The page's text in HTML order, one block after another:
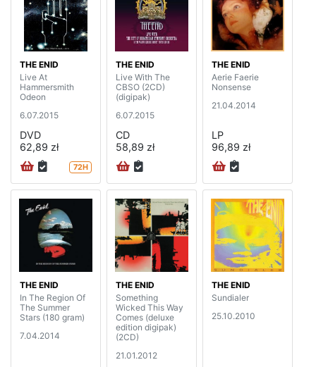
THE ENID
Live At
Hammersmith
Odeon
6.07.2015
DVD
62,89 zł
72H
THE ENID
Live With The
CBSO (2CD)
(digipak)
6.07.2015
CD
58,89 zł
THE ENID
Aerie Faerie
Nonsense
21.04.2014
LP
96,89 zł
THE ENID
In The Region Of
The Summer
Stars (180 gram)
7.04.2014
THE ENID
Something
Wicked This Way
Comes (deluxe
edition digipak)
(2CD)
21.01.2012
THE ENID
Sundialer
25.10.2010